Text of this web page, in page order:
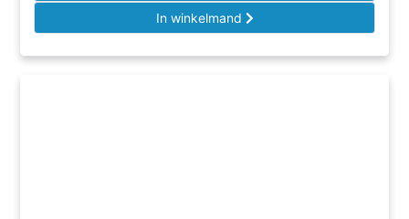
In winkelmand